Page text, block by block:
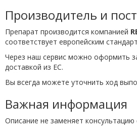
Производитель и
Препарат производится компанией
соответствует европейским
Через наш сервис можно оформить
доставкой из ЕС.
Вы всегда можете уточнить ход
Важная информация
Описание не заменяет консультацию